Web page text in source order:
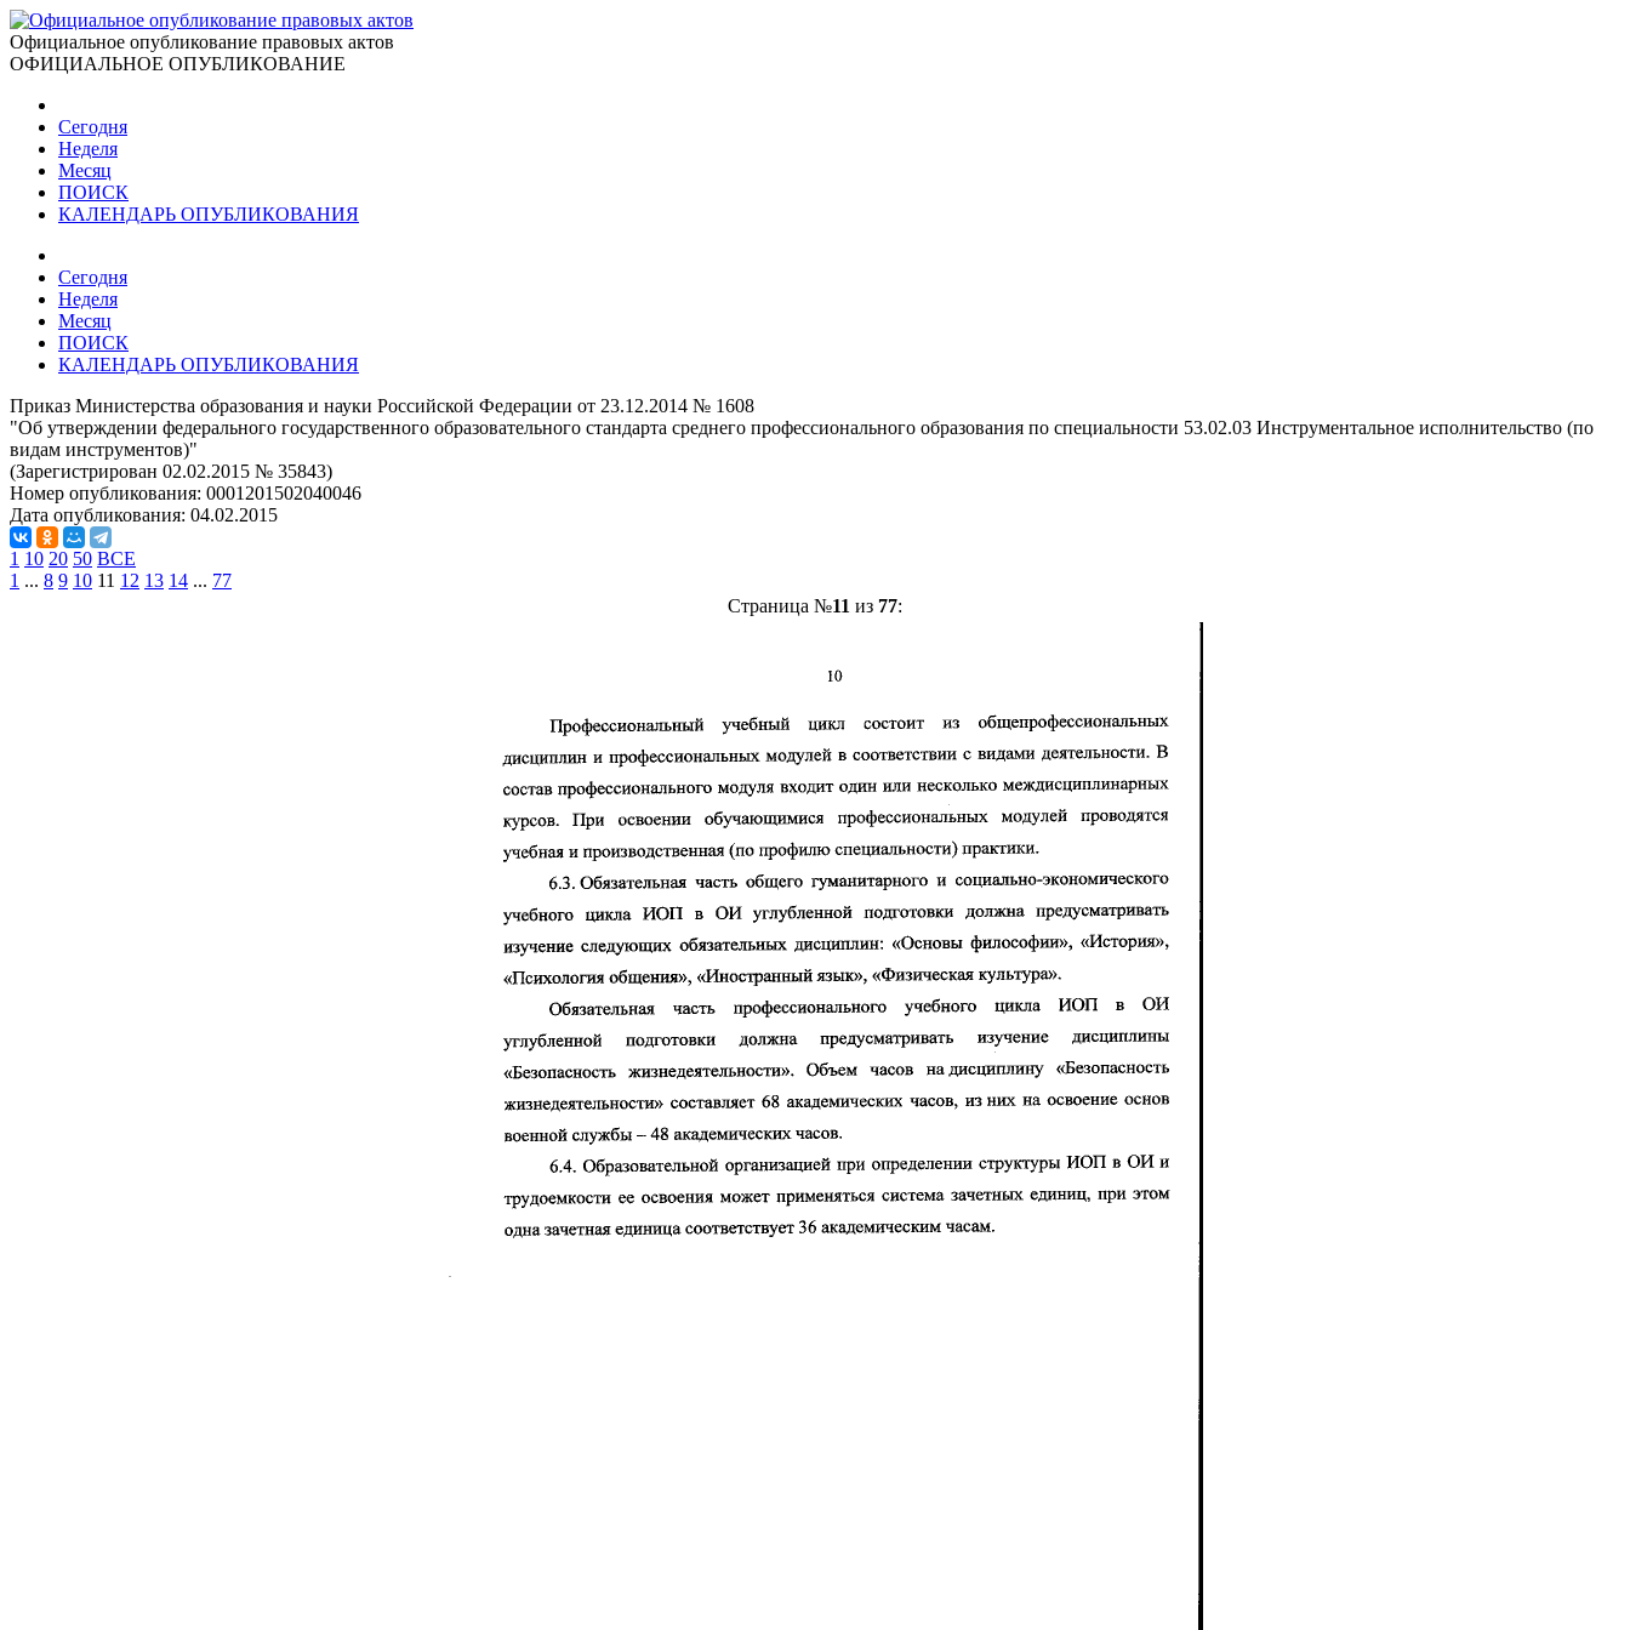
Официальное опубликование правовых актов
ОФИЦИАЛЬНОЕ ОПУБЛИКОВАНИЕ
Сегодня
Неделя
Месяц
ПОИСК
КАЛЕНДАРЬ ОПУБЛИКОВАНИЯ
Сегодня
Неделя
Месяц
ПОИСК
КАЛЕНДАРЬ ОПУБЛИКОВАНИЯ
Приказ Министерства образования и науки Российской Федерации от 23.12.2014 № 1608
"Об утверждении федерального государственного образовательного стандарта среднего профессионального образования по специальности 53.02.03 Инструментальное исполнительство (по
видам инструментов)"
(Зарегистрирован 02.02.2015 № 35843)
Номер опубликования: 0001201502040046
Дата опубликования: 04.02.2015
1 10 20 50 ВСЕ
1 ... 8 9 10 11 12 13 14 ... 77
Страница №11 из 77: